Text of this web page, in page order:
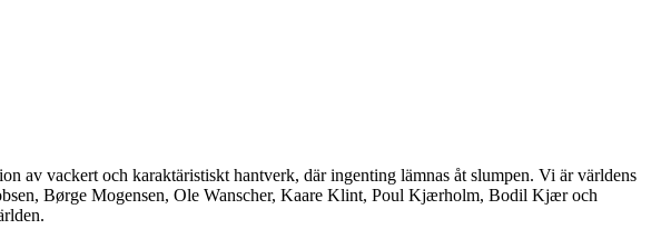
av vackert och karaktäristiskt hantverk, där ingenting lämnas åt slumpen. Vi är världens
Børge Mogensen, Ole Wanscher, Kaare Klint, Poul Kjærholm, Bodil Kjær och